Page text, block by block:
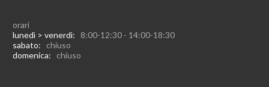
orari
lunedì > venerdì: 8:00-12:30 - 14:00-18:30
sabato: chiuso
domenica: chiuso